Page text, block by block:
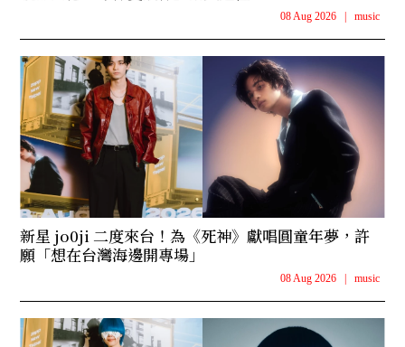
08 Aug 2026 music
新星 jo0ji 二度來台！為《死神》獻唱圓童年夢，許
願「想在台灣海邊開專場」
08 Aug 2026 music